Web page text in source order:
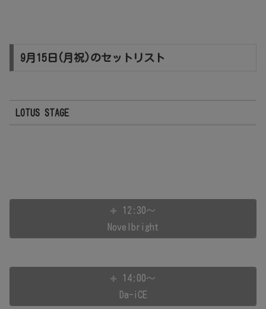
9月15日(月祝)のセットリスト
LOTUS STAGE
12:30～
Novelbright
14:00～
Da-iCE